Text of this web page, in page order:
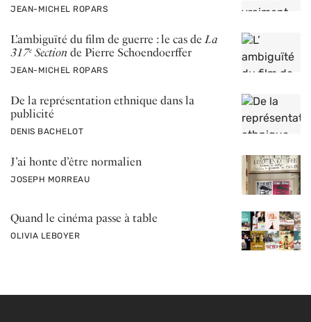
PAR
JEAN-MICHEL ROPARS
L’ ambiguïté du film de guerre : le cas deLa
317e Section de Pierre Schoendoerffer
PAR
JEAN-MICHEL ROPARS
De la représentation ethnique dans la
publicité
PAR
DENIS BACHELOT
J’ai honte d’être normalien
PAR
JOSEPH MORREAU
Quand le cinéma passe à table
PAR
OLIVIA LEBOYER